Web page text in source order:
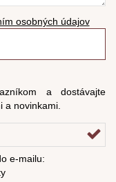
osobných údajov
a dostávajte
a novinkami.
e-mailu: